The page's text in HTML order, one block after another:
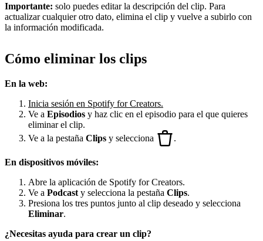
Importante: solo puedes editar la descripción del clip. Para
actualizar cualquier otro dato, elimina el clip y vuelve a subirlo con
la información modificada.
Cómo eliminar los clips
En la web:
Inicia sesión en Spotify for Creators.
Ve a Episodios y haz clic en el episodio para el que quieres
eliminar el clip.
Ve a la pestaña Clips y selecciona .
En dispositivos móviles:
Abre la aplicación de Spotify for Creators.
Ve a Podcast y selecciona la pestaña Clips.
Presiona los tres puntos junto al clip deseado y selecciona
Eliminar.
¿Necesitas ayuda para crear un clip?